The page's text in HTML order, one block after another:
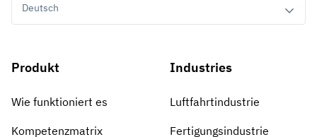
Deutsch
Produkt
Wie funktioniert es
Kompetenzmatrix
Industries
Luftfahrtindustrie
Fertigungsindustrie